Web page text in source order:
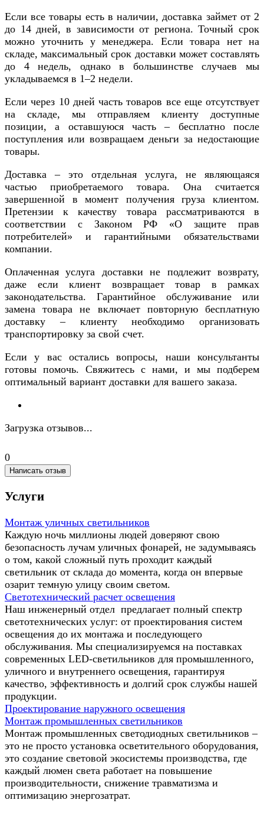
Если все товары есть в наличии, доставка займет от 2
до 14 дней, в зависимости от региона. Точный срок
можно уточнить у менеджера. Если товара нет на
складе, максимальный срок доставки может составлять
до 4 недель, однако в большинстве случаев мы
укладываемся в 1–2 недели.
Если через 10 дней часть товаров все еще отсутствует
на складе, мы отправляем клиенту доступные
позиции, а оставшуюся часть – бесплатно после
поступления или возвращаем деньги за недостающие
товары.
Доставка – это отдельная услуга, не являющаяся
частью приобретаемого товара. Она считается
завершенной в момент получения груза клиентом.
Претензии к качеству товара рассматриваются в
соответствии с Законом РФ «О защите прав
потребителей» и гарантийными обязательствами
компании.
Оплаченная услуга доставки не подлежит возврату,
даже если клиент возвращает товар в рамках
законодательства. Гарантийное обслуживание или
замена товара не включает повторную бесплатную
доставку – клиенту необходимо организовать
транспортировку за свой счет.
Если у вас остались вопросы, наши консультанты
готовы помочь. Свяжитесь с нами, и мы подберем
оптимальный вариант доставки для вашего заказа.
Загрузка отзывов...
0
Написать отзыв
Услуги
Монтаж уличных светильников
Каждую ночь миллионы людей доверяют свою
безопасность лучам уличных фонарей, не задумываясь
о том, какой сложный путь проходит каждый
светильник от склада до момента, когда он впервые
озарит темную улицу своим светом.
Светотехнический расчет освещения
Наш инженерный отдел предлагает полный спектр
светотехнических услуг: от проектирования систем
освещения до их монтажа и последующего
обслуживания. Мы специализируемся на поставках
современных LED-светильников для промышленного,
уличного и внутреннего освещения, гарантируя
качество, эффективность и долгий срок службы нашей
продукции.
Проектирование наружного освещения
Монтаж промышленных светильников
Монтаж промышленных светодиодных светильников –
это не просто установка осветительного оборудования,
это создание световой экосистемы производства, где
каждый люмен света работает на повышение
производительности, снижение травматизма и
оптимизацию энергозатрат.